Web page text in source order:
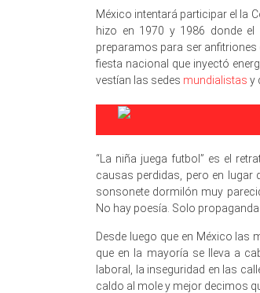
México intentará participar el la
hizo en 1970 y 1986 donde
preparamos para ser anfitriones
fiesta nacional que inyectó
vestían las sedes mundialistas y
“La niña juega futbol” es el
causas perdidas, pero en lugar
sonsonete dormilón muy
No hay poesía. Solo
Desde luego que en México
que en la mayoría se lleva a
laboral, la inseguridad en las
caldo al mole y mejor decimos